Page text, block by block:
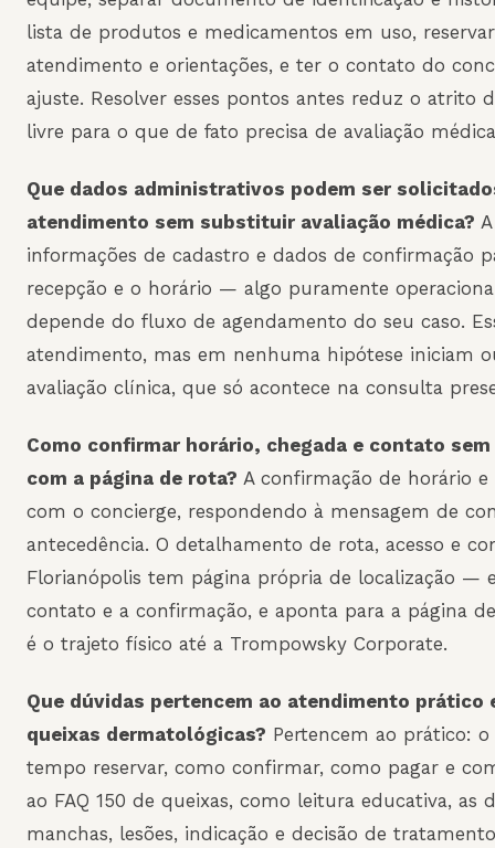
lista de produtos e medicamentos em uso,
atendimento e orientações, e ter o contato do
ajuste. Resolver esses pontos antes reduz o atrito
livre para o que de fato precisa de avaliação
Que dados administrativos podem ser
atendimento sem substituir avaliação médica?
informações de cadastro e dados de confirmação
recepção e o horário — algo puramente
depende do fluxo de agendamento do seu caso.
atendimento, mas em nenhuma hipótese iniciam
avaliação clínica, que só acontece na consulta
Como confirmar horário, chegada e contato
com a página de rota? A confirmação de horário
com o concierge, respondendo à mensagem de
antecedência. O detalhamento de rota, acesso e
Florianópolis tem página própria de localização —
contato e a confirmação, e aponta para a página
é o trajeto físico até a Trompowsky Corporate.
Que dúvidas pertencem ao atendimento prático
queixas dermatológicas? Pertencem ao prático:
tempo reservar, como confirmar, como pagar e
ao FAQ 150 de queixas, como leitura educativa, as
manchas, lesões, indicação e decisão de